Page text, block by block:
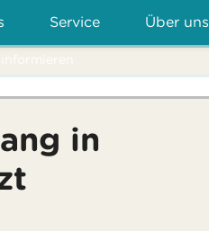
Service Über uns
in